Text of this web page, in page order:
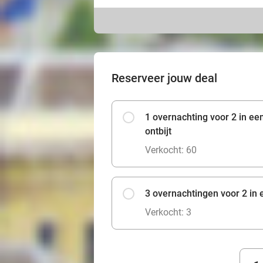
Reserveer jouw deal
1 overnachting voor 2 in
ontbijt
Verkocht: 60
3 overnachtingen voor 2 in
Verkocht: 3